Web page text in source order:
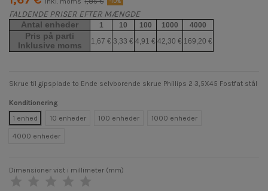
FALDENDE PRISER EFTER MÆNGDE
Antal enheder 1 10 100 1000 4000
Pris på parti
Inklusive moms
1,67 € 3,33 € 4,91 € 42,30 € 169,20 €
Skrue til gipsplade to Ende selvborende skrue Phillips 2 3,5X45 Fostfat stål
Konditionering
1 enhed
10 enheder 100 enheder 1000 enheder
4000 enheder
Dimensioner vist i millimeter (mm)